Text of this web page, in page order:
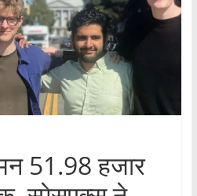
51.98 हजार